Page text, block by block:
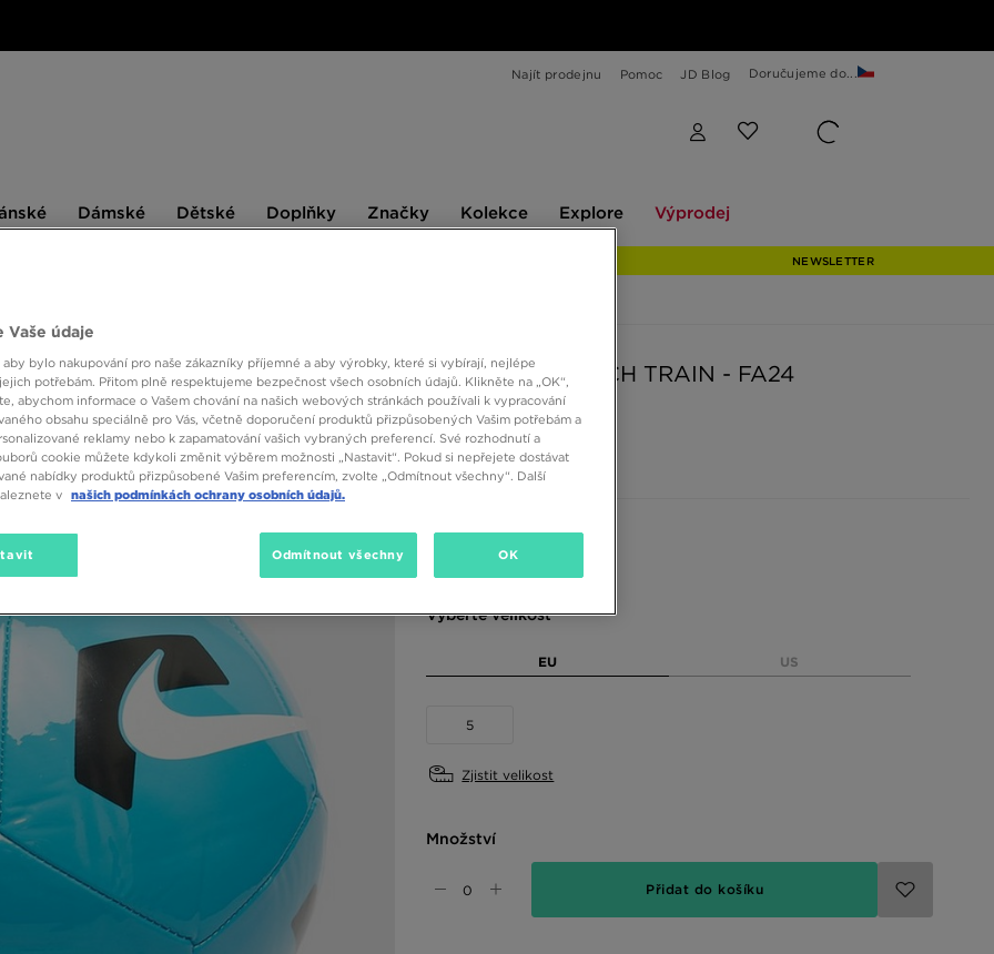
Najít prodejnu Pomoc JD Blog Doručujeme do...
Dámské Dětské Doplňky Značky Kolekce Explore Výprodej
NEWSLETTER
NIKE MÍČ NK PTCH TRAIN - FA24
350 Kč
Dostupné barvy
Vyberte velikost
EU US
5
Zjistit velikost
Množství
Přidat do košíku
Vaše údaje
aby bylo nakupování pro naše zákazníky příjemné a aby výrobky, které si vybírají, nejlépe
potřebám. Přitom plně respektujeme bezpečnost všech osobních údajů. Klikněte na „OK“,
abychom informace o Vašem chování na našich webových stránkách používali k vypracování
obsahu speciálně pro Vás, včetně doporučení produktů přizpůsobených Vašim potřebám a
reklamy nebo k zapamatování vašich vybraných preferencí. Své rozhodnutí a
cookie můžete kdykoli změnit výběrem možnosti „Nastavit“. Pokud si nepřejete dostávat
nabídky produktů přizpůsobené Vašim preferencím, zvolte „Odmítnout všechny“. Další
v našich podmínkách ochrany osobních údajů.
Odmítnout všechny OK